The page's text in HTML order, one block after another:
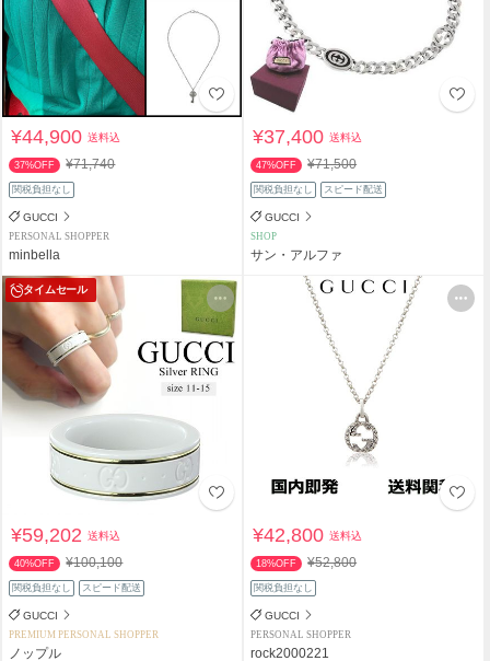
¥44,900送料込
37%OFF ¥71,740
関税負担なし
GUCCI
PERSONAL SHOPPER
minbella
¥37,400送料込
47%OFF ¥71,500
関税負担なし スピード配送
GUCCI
SHOP
サン・アルファ
タイムセール
¥59,202送料込
40%OFF ¥100,100
関税負担なし スピード配送
GUCCI
PREMIUM PERSONAL SHOPPER
ノップル
¥42,800送料込
18%OFF ¥52,800
関税負担なし
GUCCI
PERSONAL SHOPPER
rock2000221